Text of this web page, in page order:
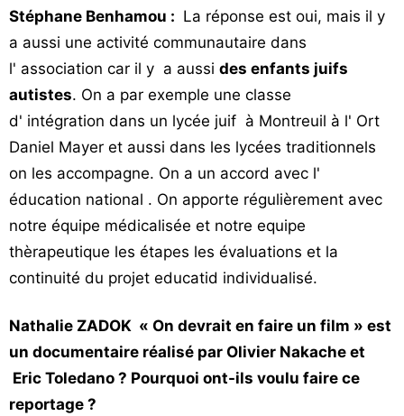
Stéphane Benhamou : La réponse est oui, mais il y
a aussi une activité communautaire dans
l' association car il y a aussi des enfants juifs
autistes. On a par exemple une classe
d' intégration dans un lycée juif à Montreuil à l' Ort
Daniel Mayer et aussi dans les lycées traditionnels
on les accompagne. On a un accord avec l'
éducation national . On apporte régulièrement avec
notre équipe médicalisée et notre equipe
thèrapeutique les étapes les évaluations et la
continuité du projet educatid individualisé.
Nathalie ZADOK « On devrait en faire un film » est
un documentaire réalisé par Olivier Nakache et
Eric Toledano ? Pourquoi ont-ils voulu faire ce
reportage ?